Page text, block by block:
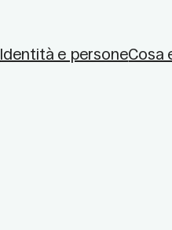
Identità e personeCosa